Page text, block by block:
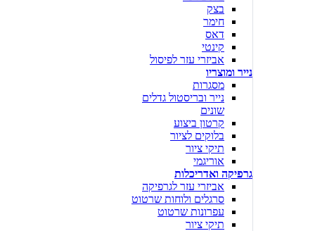
בצק
חימר
דאס
קינטי
אביזרי עזר לפיסול
נייר ומוצריו
מסגרות
נייר ובריסטול גדלים
שונים
קרטון ביצוע
בלוקים לציור
תיקי ציור
אוריגמי
גרפיקה ואדריכלות
אביזרי עזר לגרפיקה
סרגלים ולוחות שרטוט
עפרונות שרטוט
תיקי ציור